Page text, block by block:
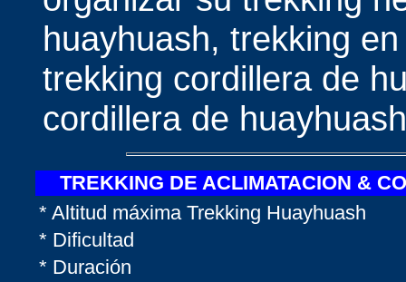
huayhuash, trekking
trekking cordillera de
cordillera de
TREKKING DE ACLIMATACION &
* Altitud máxima Trekking Huayhuash
* Dificultad
* Duración